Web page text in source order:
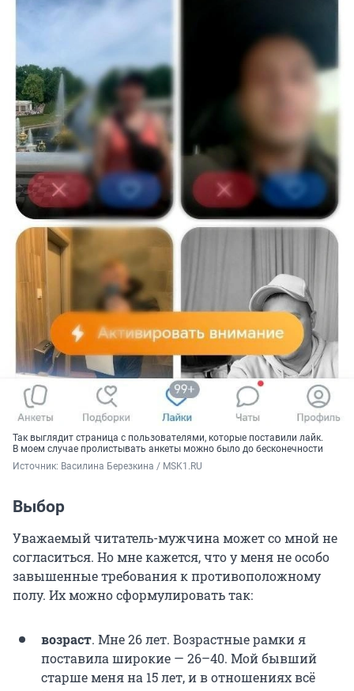
Так выглядит страница с пользователями, которые поставили лайк.
В моем случае пролистывать анкеты можно было до бесконечности
Источник: Василина Березкина / MSK1.RU
Выбор
Уважаемый читатель-мужчина может со мной не
согласиться. Но мне кажется, что у меня не особо
завышенные требования к противоположному
полу. Их можно сформулировать так:
возраст. Мне 26 лет. Возрастные рамки я
поставила широкие — 26–40. Мой бывший
старше меня на 15 лет, и в отношениях всё